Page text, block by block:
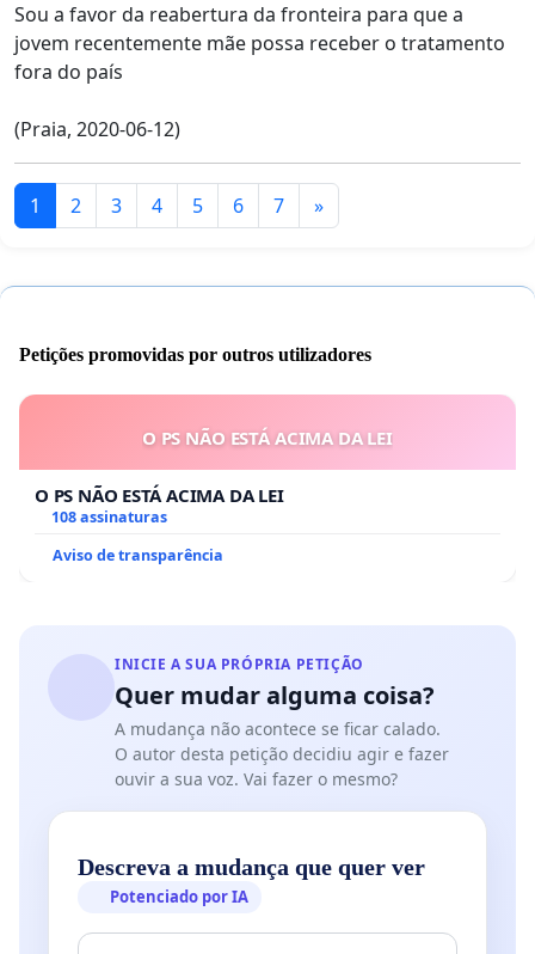
Sou a favor da reabertura da fronteira para que a
jovem recentemente mãe possa receber o tratamento
fora do país
(Praia, 2020-06-12)
1 2 3 4 5 6 7 »
Petições promovidas por outros utilizadores
O PS NÃO ESTÁ ACIMA DA LEI
O PS NÃO ESTÁ ACIMA DA LEI
108 assinaturas
Aviso de transparência
INICIE A SUA PRÓPRIA PETIÇÃO
Quer mudar alguma coisa?
A mudança não acontece se ficar calado.
O autor desta petição decidiu agir e fazer
ouvir a sua voz. Vai fazer o mesmo?
Descreva a mudança que quer ver
Potenciado por IA